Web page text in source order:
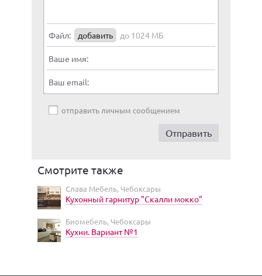
Файл: добавить до 1024 МБ
Ваше имя:
Ваш email:
отправить личным сообщением
Смотрите также
Слава Мебель, Чебоксары
Кухонный гарнитур "Скалли мокко"
Биомебель, Чебоксары
Кухни. Вариант №1